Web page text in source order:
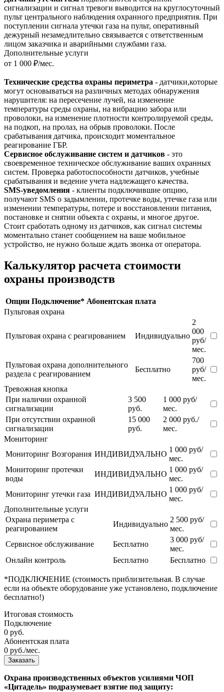
сигнализации и сигнал тревоги выводится на круглосуточный
пульт центрального наблюдения охранного предприятия. При
поступлении сигнала утечки газа на пульт, оперативный
дежурный незамедлительно связывается с ответственным
лицом заказчика и аварийными службами газа.
Дополнительные услуги
от 1 000 ₽/мес.
Технические средства охраны периметра - датчики,которые
могут основываться на различных методах обнаружения
нарушителя: на пересечение лучей, на изменение
температуры среды охраны, на вибрацию забора или
проволоки, на изменение плотности контролируемой среды,
на подкоп, на пролаз, на обрыв проволоки. После
срабатывания датчика, происходит моментальное
реагирование ГБР.
Сервисное обслуживание систем и датчиков - это
своевременное техническое обслуживание ваших охранных
систем. Проверка работоспособности датчиков, учебные
срабатывания и ведение учета надлежащего качества.
SMS-уведомления - клиенты подключившие опцию,
получают SMS о задымлении, протечке воды, утечке газа или
изменении температуры, потере и восстановлении питания,
постановке и снятии объекта с охраны, и многое другое.
Стоит сработать одному из датчиков, как сигнал системы
моментально станет сообщением на ваше мобильное
устройство, не нужно больше ждать звонка от оператора.
Калькулятор расчета стоимости
охраны производств
Опции Подключение* Абонентская плата
Пультовая охрана
Пультовая охрана с реагированием Индивидуально
2
000
руб/
мес.
Пультовая охрана дополнительного
раздела с реагированием
Бесплатно
700
руб/
мес.
Тревожная кнопка
При наличии охранной
сигнализации
3 500
руб.
1 000 руб/
мес.
При отсутствии охранной
сигнализации
15 000
руб.
2 000 руб./
мес.
Мониторинг
Мониторинг Возгорания ИНДИВИДУАЛЬНО
1 000 руб/
мес.
Мониторинг протечки
воды
ИНДИВИДУАЛЬНО
1 000 руб/
мес.
Мониторинг утечки газа ИНДИВИДУАЛЬНО
1 000 руб/
мес.
Дополнительные услуги
Охрана периметра с
реагированием
Индивидуально
2 500 руб/
мес.
Сервисное обслуживание
Бесплатно
3 000 руб/
мес.
Онлайн контроль
Бесплатно Бесплатно
*ПОДКЛЮЧЕНИЕ (стоимость приблизительная. В случае
если на объекте оборудование уже установлено, подключение
бесплатно!)
Итоговая стоимость
Подключение
0 руб.
Абонентская плата
0 руб./мес.
Заказать
Охрана производственных объектов усилиями ЧОП
«Цитадель» подразумевает взятие под защиту: